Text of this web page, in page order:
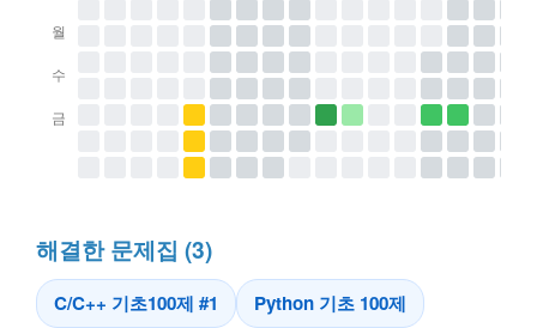
월
수
금
해결한 문제집 (3)
C/C++ 기초100제 #1
Python 기초 100제